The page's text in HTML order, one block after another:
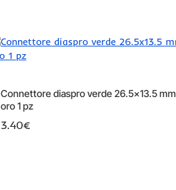
Connettore diaspro verde 26.5x13.5 mm
oro 1 pz
3.40€